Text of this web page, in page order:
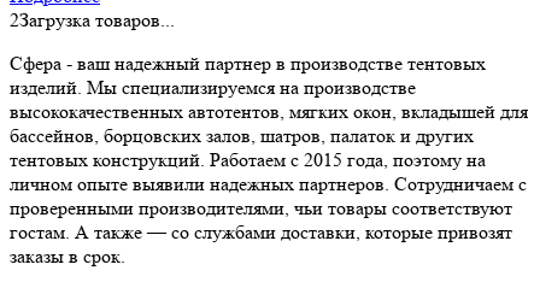
2Загрузка товаров...
Сфера - ваш надежный партнер в производстве тентовых
изделий. Мы специализируемся на производстве
высококачественных автотентов, мягких окон, вкладышей для
бассейнов, борцовских залов, шатров, палаток и других
тентовых конструкций. Работаем с 2015 года, поэтому на
личном опыте выявили надежных партнеров. Сотрудничаем с
проверенными производителями, чьи товары соответствуют
гостам. А также — со службами доставки, которые привозят
заказы в срок.